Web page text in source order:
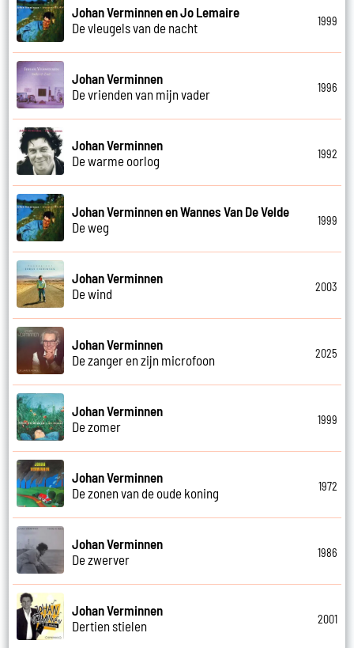
Johan Verminnen en Jo Lemaire
De vleugels van de nacht
1999
Johan Verminnen
De vrienden van mijn vader
1996
Johan Verminnen
De warme oorlog
1992
Johan Verminnen en Wannes Van De Velde
De weg
1999
Johan Verminnen
De wind
2003
Johan Verminnen
De zanger en zijn microfoon
2025
Johan Verminnen
De zomer
1999
Johan Verminnen
De zonen van de oude koning
1972
Johan Verminnen
De zwerver
1986
Johan Verminnen
Dertien stielen
2001